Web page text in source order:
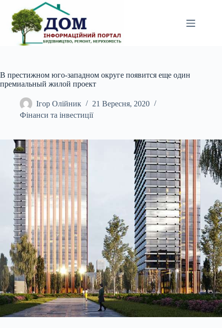
вмісту
В престижном юго-западном округе появится еще один
премиальный жилой проект
Ігор Олійник
21 Вересня, 2020
Фінанси та інвестиції